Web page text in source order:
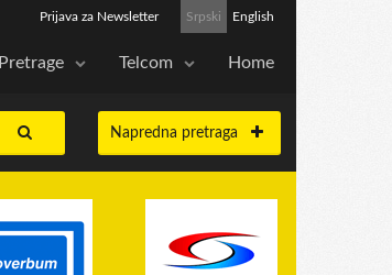
Srpski English
Prijava za Newsletter
Pretrage Telcom Home
Napredna pretraga